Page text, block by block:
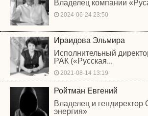
Владелец компании
2024-06-24 23:50
Ираидова Эльмира
Исполнительный
РАК («Русская...
2021-08-14 13:19
Ройтман Евгений
Владелец и
энергия»